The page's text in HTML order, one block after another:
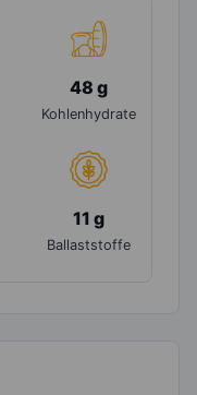
48 g
Kohlenhydrate
11 g
Ballaststoffe